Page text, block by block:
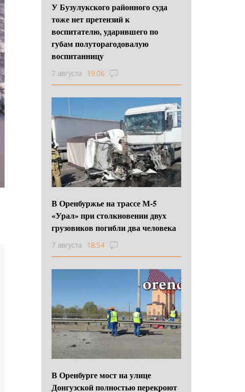
У Бузулукского районного суда
тоже нет претензий к
воспитателю, ударившего по
губам полуторагодовалую
воспитанницу
7 августа 19:06
В Оренбуржье на трассе М-5
«Урал» при столкновении двух
грузовиков погибли два человека
7 августа 18:54
В Оренбурге мост на улице
Донгузской полностью перекроют